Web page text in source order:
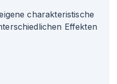
charakteristische
Effekten